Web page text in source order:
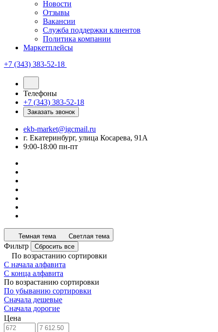
Новости
Отзывы
Вакансии
Служба поддержки клиентов
Политика компании
Маркетплейсы
+7 (343) 383-52-18
Телефоны
+7 (343) 383-52-18
Заказать звонок
ekb-market@igcmail.ru
г. Екатеринбург, улица Косарева, 91А
9:00-18:00 пн-пт
Темная тема Светлая тема
Фильтр Сбросить все
По возрастанию сортировки
С начала алфавита
С конца алфавита
По возрастанию сортировки
По убыванию сортировки
Сначала дешевые
Сначала дорогие
Цена